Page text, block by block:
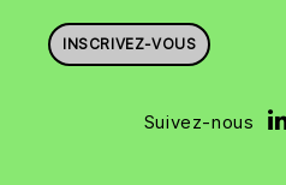
INSCRIVEZ-VOUS
Suivez-nous